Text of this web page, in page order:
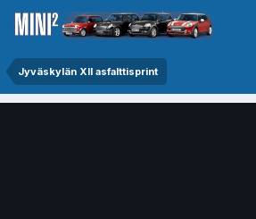
Jyväskylän XII asfalttisprint